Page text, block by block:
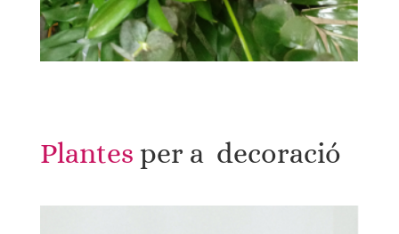
Plantes per a  decoració